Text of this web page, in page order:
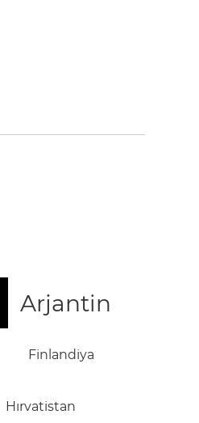
Arjantin
Finlandiya
Hırvatistan